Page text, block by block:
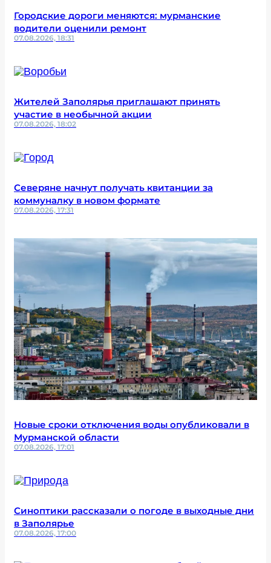
Городские дороги меняются: мурманские
водители оценили ремонт
07.08.2026, 18:31
Жителей Заполярья приглашают принять
участие в необычной акции
07.08.2026, 18:02
Северяне начнут получать квитанции за
коммуналку в новом формате
07.08.2026, 17:31
Новые сроки отключения воды опубликовали в
Мурманской области
07.08.2026, 17:01
Синоптики рассказали о погоде в выходные дни
в Заполярье
07.08.2026, 17:00